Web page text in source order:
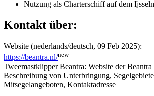
Nutzung als Charterschiff auf dem
Kontakt über:
Website (nederlands/deutsch, 09 Feb 2025):
https://beantra.nl/new
Tweemastklipper Beantra: Website der
Beschreibung von Unterbringung,
Mitsegelangeboten, Kontaktadresse